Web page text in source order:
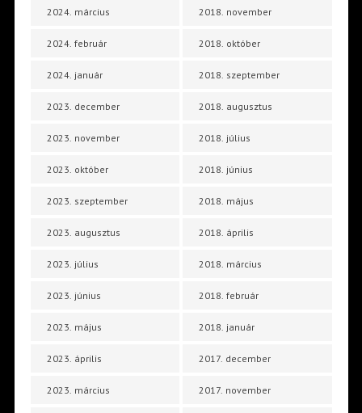
2024. március
2024. február
2024. január
2023. december
2023. november
2023. október
2023. szeptember
2023. augusztus
2023. július
2023. június
2023. május
2023. április
2023. március
2018. november
2018. október
2018. szeptember
2018. augusztus
2018. július
2018. június
2018. május
2018. április
2018. március
2018. február
2018. január
2017. december
2017. november